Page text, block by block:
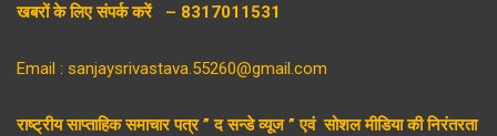
खबरों के लिए संपर्क करें – 8317011531
Email : sanjaysrivastava.55260@gmail.com
राष्ट्रीय साप्ताहिक समाचार पत्र ” द सन्डे व्यूज ” एवं सोशल मीडिया की निरंतरता